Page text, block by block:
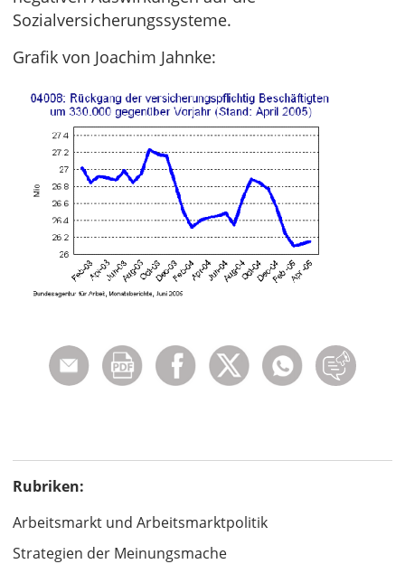
Sozialversicherungssysteme.
Grafik von Joachim Jahnke:
Rubriken:
Arbeitsmarkt und Arbeitsmarktpolitik
Strategien der Meinungsmache